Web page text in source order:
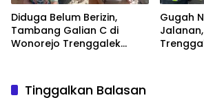
Diduga Belum Berizin,
Tambang Galian C di
Wonorejo Trenggalek
Gugah
Tinggalkan Balasan